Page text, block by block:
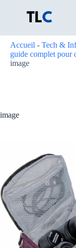
Accueil - Tech &
guide complet pour
image
image